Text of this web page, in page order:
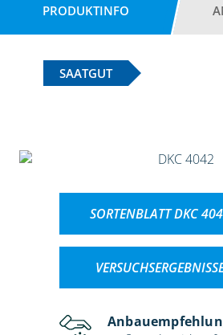
PRODUKTINFO
SAATGUT
SORTENBLATT DKC